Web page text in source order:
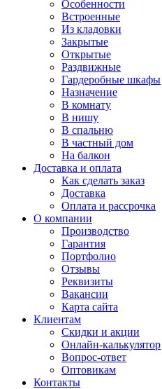
Особенности
Встроенные
Из кладовки
Закрытые
Открытые
Раздвижные
Гардеробные шкафы
Назначение
В комнату
В нишу
В спальню
В частный дом
На балкон
Доставка и оплата
Как сделать заказ
Доставка
Оплата и рассрочка
О компании
Производство
Гарантия
Портфолио
Отзывы
Реквизиты
Вакансии
Карта сайта
Клиентам
Скидки и акции
Онлайн-калькулятор
Вопрос-ответ
Оптовикам
Контакты